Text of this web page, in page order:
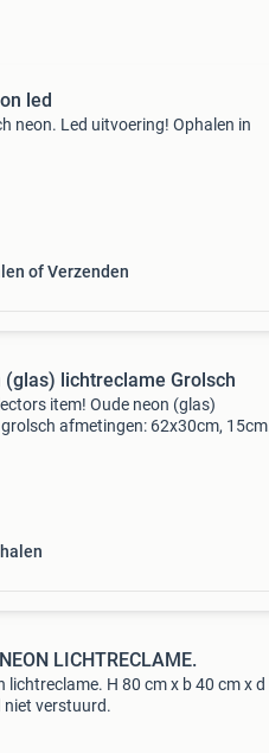
led
neon. Led uitvoering! Ophalen in
of Verzenden
(glas) lichtreclame Grolsch
item! Oude neon (glas)
grolsch afmetingen: 62x30cm, 15cm
LICHTRECLAME.
lichtreclame. H 80 cm x b 40 cm x d
niet verstuurd.